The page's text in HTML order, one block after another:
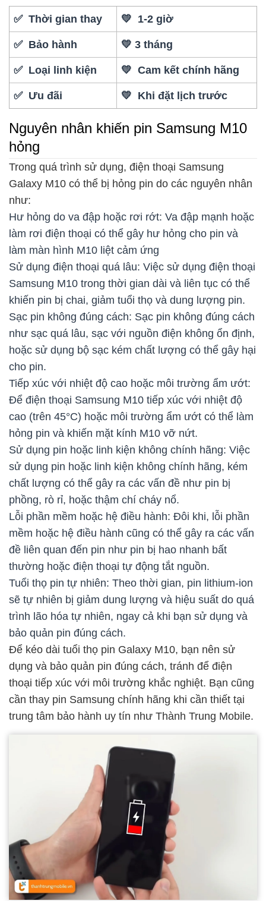
✅ Thời gian thay 💛 1-2 giờ
✅ Bảo hành 💛 3 tháng
✅ Loại linh kiện 💛 Cam kết chính hãng
✅ Ưu đãi 💛 Khi đặt lịch trước
Nguyên nhân khiến pin Samsung M10
hỏng
Trong quá trình sử dụng, điện thoại Samsung
Galaxy M10 có thể bị hỏng pin do các nguyên nhân
như:
Hư hỏng do va đập hoặc rơi rớt: Va đập mạnh hoặc
làm rơi điện thoại có thể gây hư hỏng cho pin và
làm màn hình M10 liệt cảm ứng
Sử dụng điện thoại quá lâu: Việc sử dụng điện thoại
Samsung M10 trong thời gian dài và liên tục có thể
khiến pin bị chai, giảm tuổi thọ và dung lượng pin.
Sạc pin không đúng cách: Sạc pin không đúng cách
như sạc quá lâu, sạc với nguồn điện không ổn định,
hoặc sử dụng bộ sạc kém chất lượng có thể gây hại
cho pin.
Tiếp xúc với nhiệt độ cao hoặc môi trường ẩm ướt:
Để điện thoại Samsung M10 tiếp xúc với nhiệt độ
cao (trên 45°C) hoặc môi trường ẩm ướt có thể làm
hỏng pin và khiến mặt kính M10 vỡ nứt.
Sử dụng pin hoặc linh kiện không chính hãng: Việc
sử dụng pin hoặc linh kiện không chính hãng, kém
chất lượng có thể gây ra các vấn đề như pin bị
phồng, rò rỉ, hoặc thậm chí cháy nổ.
Lỗi phần mềm hoặc hệ điều hành: Đôi khi, lỗi phần
mềm hoặc hệ điều hành cũng có thể gây ra các vấn
đề liên quan đến pin như pin bị hao nhanh bất
thường hoặc điện thoại tự động tắt nguồn.
Tuổi thọ pin tự nhiên: Theo thời gian, pin lithium-ion
sẽ tự nhiên bị giảm dung lượng và hiệu suất do quá
trình lão hóa tự nhiên, ngay cả khi bạn sử dụng và
bảo quản pin đúng cách.
Để kéo dài tuổi thọ pin Galaxy M10, bạn nên sử
dụng và bảo quản pin đúng cách, tránh để điện
thoại tiếp xúc với môi trường khắc nghiệt. Bạn cũng
cần thay pin Samsung chính hãng khi cần thiết tại
trung tâm bảo hành uy tín như Thành Trung Mobile.